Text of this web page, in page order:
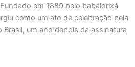
em 1889 pelo babalorixá
como um ato de celebração pela
um ano depois da assinatura